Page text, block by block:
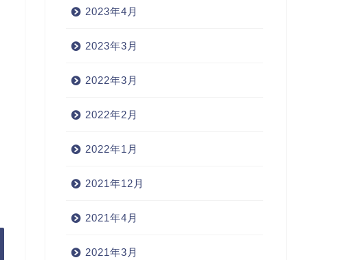
2023年4月
2023年3月
2022年3月
2022年2月
2022年1月
2021年12月
2021年4月
2021年3月